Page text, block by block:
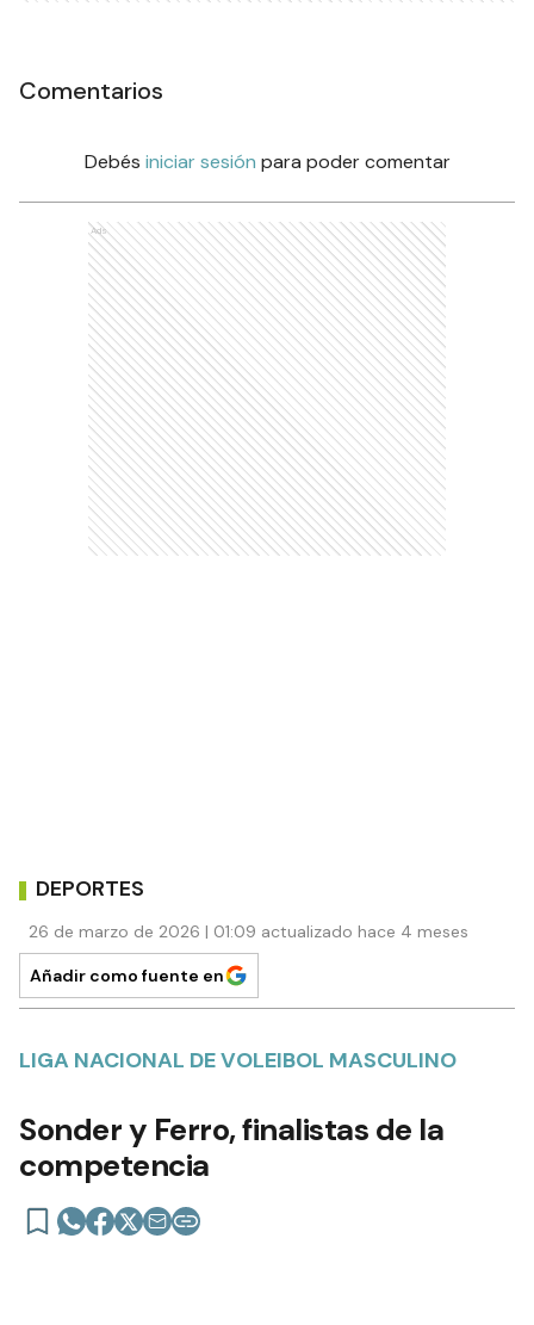
Comentarios
Debés iniciar sesión para poder comentar
Ads
DEPORTES
26 de marzo de 2026 | 01:09 actualizado hace 4 meses
Añadir como fuente en
LIGA NACIONAL DE VOLEIBOL MASCULINO
Sonder y Ferro, finalistas de la
competencia